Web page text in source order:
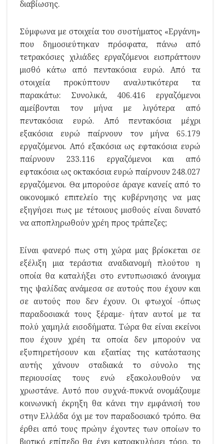
διαβίωσης.
Σύμφωνα με στοιχεία του συστήματος «Εργάνη»
που δημοσιεύτηκαν πρόσφατα, πάνω από
τετρακόσιες χιλιάδες εργαζόμενοι εισπράττουν
μισθό κάτω από πεντακόσια ευρώ. Από τα
στοιχεία προκύπτουν αναλυτικότερα τα
παρακάτω: Συνολικά, 406.416 εργαζόμενοι
αμείβονται τον μήνα με λιγότερα από
πεντακόσια ευρώ. Από πεντακόσια μέχρι
εξακόσια ευρώ παίρνουν τον μήνα 65.179
εργαζόμενοι. Από εξακόσια ως εφτακόσια ευρώ
παίρνουν 233.116 εργαζόμενοι και από
εφτακόσια ως οκτακόσια ευρώ παίρνουν 248.027
εργαζόμενοι. Θα μπορούσε άραγε κανείς από το
οικονομικό επιτελείο της κυβέρνησης να μας
εξηγήσει πως με τέτοιους μισθούς είναι δυνατό
να αποπληρωθούν χρέη προς τράπεζες;
Είναι φανερό πως στη χώρα μας βρίσκεται σε
εξέλιξη μια τεράστια αναδιανομή πλούτου η
οποία θα καταλήξει στο εντυπωσιακό άνοιγμα
της ψαλίδας ανάμεσα σε αυτούς που έχουν και
σε αυτούς που δεν έχουν. Οι φτωχοί -όπως
παραδοσιακά τους ξέραμε- ήταν αυτοί με τα
πολύ χαμηλά εισοδήματα. Τώρα θα είναι εκείνοι
που έχουν χρέη τα οποία δεν μπορούν να
εξυπηρετήσουν και εξαιτίας της κατάστασης
αυτής χάνουν σταδιακά το σύνολο της
περιουσίας τους ενώ εξακολουθούν να
χρωστάνε. Αυτό που συχνά-πυκνά ονομάζουμε
κοινωνική έκρηξη θα κάνει την εμφάνισή του
στην Ελλάδα όχι με τον παραδοσιακό τρόπο. Θα
έρθει από τους πρώην έχοντες των οποίων το
βιοτικό επίπεδο θα έχει κατρακυλήσει τόσο, το